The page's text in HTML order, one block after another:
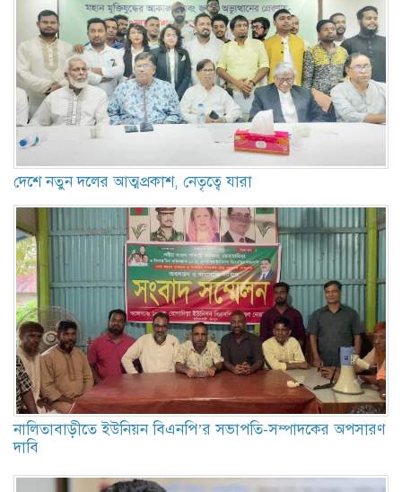
দেশে নতুন দলের আত্মপ্রকাশ, নেতৃত্বে যারা
নালিতাবাড়ীতে ইউনিয়ন বিএনপি’র সভাপতি-সম্পাদকের অপসারণ
দাবি